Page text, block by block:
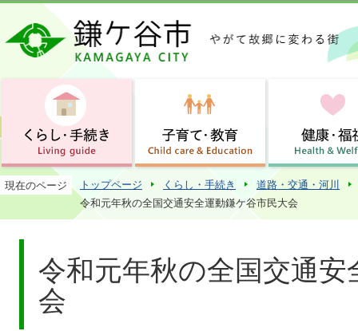
この
現在のページ トップページ くらし・手続き
道路・交通・河川
令和元年秋の全国交通安全運動鎌ケ谷市民大会
令和元年秋の全国交通
会